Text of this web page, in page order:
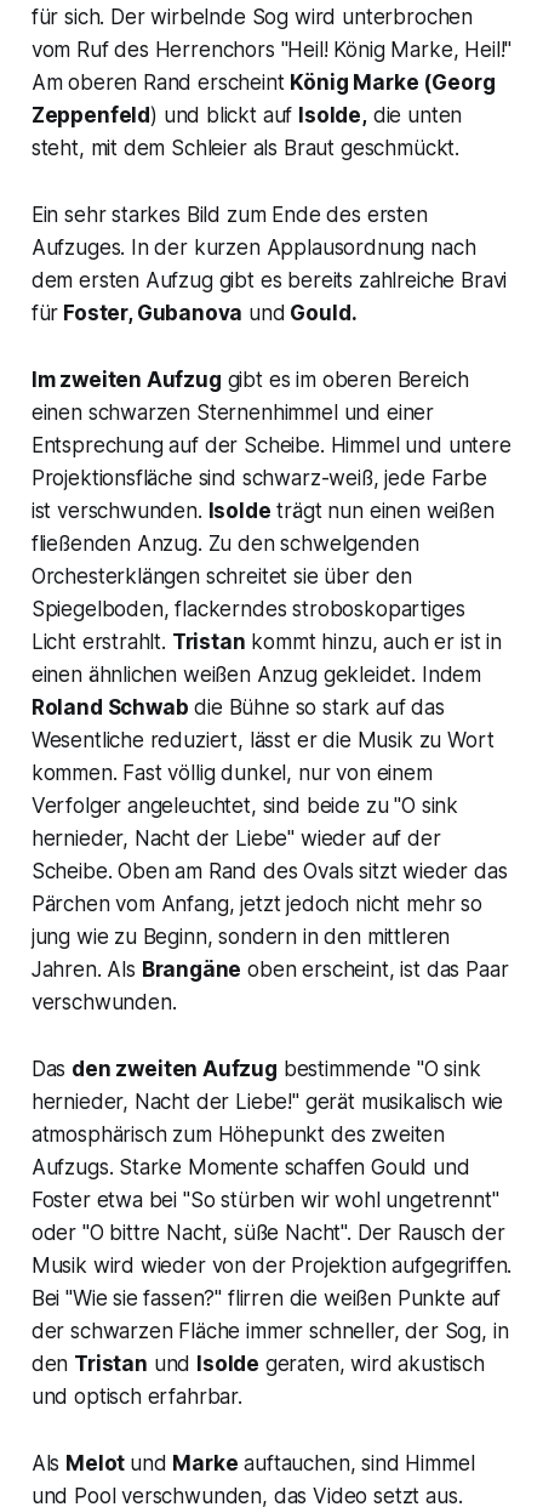
für sich. Der wirbelnde Sog wird unterbrochen
vom Ruf des Herrenchors "Heil! König Marke, Heil!"
Am oberen Rand erscheint König Marke (Georg
Zeppenfeld) und blickt auf Isolde,die unten
steht, mit dem Schleier als Braut geschmückt.
Ein sehr starkes Bild zum Ende des ersten
Aufzuges. In der kurzen Applausordnung nach
dem ersten Aufzug gibt es bereits zahlreiche Bravi
für Foster, Gubanova und Gould.
Im zweiten Aufzug gibt es im oberen Bereich
einen schwarzen Sternenhimmel und einer
Entsprechung auf der Scheibe. Himmel und untere
Projektionsfläche sind schwarz-weiß, jede Farbe
ist verschwunden. Isolde trägt nun einen weißen
fließenden Anzug. Zu den schwelgenden
Orchesterklängen schreitet sie über den
Spiegelboden, flackerndes stroboskopartiges
Licht erstrahlt. Tristan kommt hinzu, auch er ist in
einen ähnlichen weißen Anzug gekleidet. Indem
Roland Schwab die Bühne so stark auf das
Wesentliche reduziert, lässt er die Musik zu Wort
kommen. Fast völlig dunkel, nur von einem
Verfolger angeleuchtet, sind beide zu "O sink
hernieder, Nacht der Liebe" wieder auf der
Scheibe. Oben am Rand des Ovals sitzt wieder das
Pärchen vom Anfang, jetzt jedoch nicht mehr so
jung wie zu Beginn, sondern in den mittleren
Jahren. Als Brangäne oben erscheint, ist das Paar
verschwunden.
Das den zweiten Aufzug bestimmende "O sink
hernieder, Nacht der Liebe!" gerät musikalisch wie
atmosphärisch zum Höhepunkt des zweiten
Aufzugs. Starke Momente schaffen Gould und
Foster etwa bei "So stürben wir wohl ungetrennt"
oder "O bittre Nacht, süße Nacht". Der Rausch der
Musik wird wieder von der Projektion aufgegriffen.
Bei "Wie sie fassen?" flirren die weißen Punkte auf
der schwarzen Fläche immer schneller, der Sog, in
den Tristan und Isolde geraten, wird akustisch
und optisch erfahrbar.
Als Melot und Marke auftauchen, sind Himmel
und Pool verschwunden, das Video setzt aus.